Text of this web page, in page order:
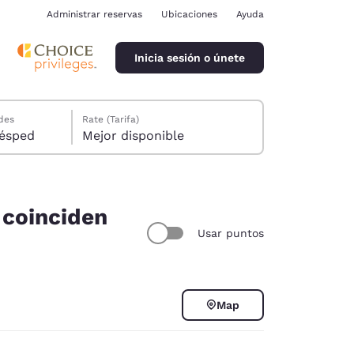
Administrar reservas Ubicaciones Ayuda
Inicia sesión o únete
1 huésped
Rate (Tarifa)
Mejor disponible
Usar puntos
Map